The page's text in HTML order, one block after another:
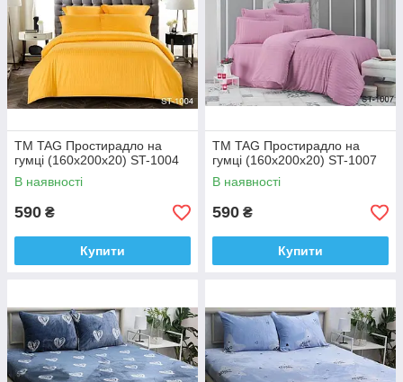
ТМ TAG Простирадло на
гумці (160х200х20) ST-1004
В наявності
590 ₴
Купити
ТМ TAG Простирадло на
гумці (160х200х20) ST-1007
В наявності
590 ₴
Купити